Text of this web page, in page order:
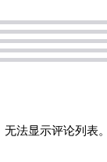
导。 开
： - **
无法显示评论列表